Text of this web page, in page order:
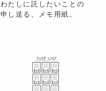
わたしに託したいことの
申し送る、メモ用紙。